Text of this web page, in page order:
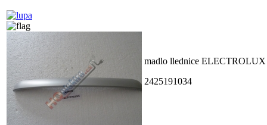
madlo llednice ELECTROLUX
2425191034